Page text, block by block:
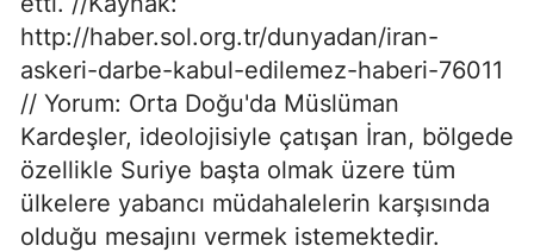
http://haber.sol.org.tr/dunyadan/iran-
askeri-darbe-kabul-edilemez-haberi-76011
// Yorum: Orta Doğu'da Müslüman
Kardeşler, ideolojisiyle çatışan İran, bölgede
özellikle Suriye başta olmak üzere tüm
ülkelere yabancı müdahalelerin karşısında
olduğu mesajını vermek istemektedir.